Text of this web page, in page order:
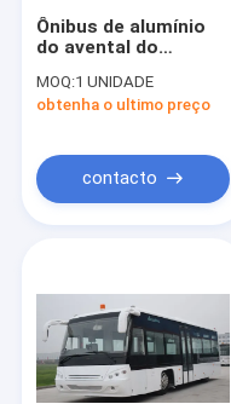
Ônibus de alumínio
do avental do
capacidade de
passageiros de Seat
MOQ:1 UNIDADE
obtenha o ultimo preço
contacto